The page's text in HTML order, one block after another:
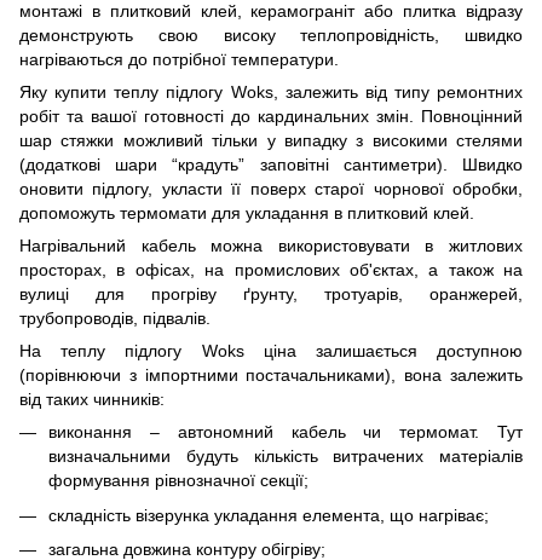
монтажі в плитковий клей, керамограніт або плитка відразу
демонструють свою високу теплопровідність, швидко
нагріваються до потрібної температури.
Яку купити теплу підлогу Woks, залежить від типу ремонтних
робіт та вашої готовності до кардинальних змін. Повноцінний
шар стяжки можливий тільки у випадку з високими стелями
(додаткові шари “крадуть” заповітні сантиметри). Швидко
оновити підлогу, укласти її поверх старої чорнової обробки,
допоможуть термомати для укладання в плитковий клей.
Нагрівальний кабель можна використовувати в житлових
просторах, в офісах, на промислових об'єктах, а також на
вулиці для прогріву ґрунту, тротуарів, оранжерей,
трубопроводів, підвалів.
На теплу підлогу Woks ціна залишається доступною
(порівнюючи з імпортними постачальниками), вона залежить
від таких чинників:
виконання – автономний кабель чи термомат. Тут
визначальними будуть кількість витрачених матеріалів
формування рівнозначної секції;
складність візерунка укладання елемента, що нагріває;
загальна довжина контуру обігріву;